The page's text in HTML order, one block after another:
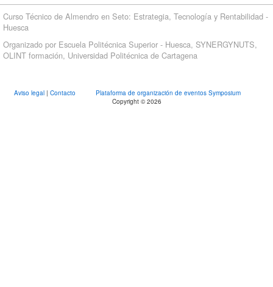
Curso Técnico de Almendro en Seto: Estrategia, Tecnología y Rentabilidad -
Huesca
Organizado por Escuela Politécnica Superior - Huesca, SYNERGYNUTS,
OLINT formación, Universidad Politécnica de Cartagena
Aviso legal | Contacto
Plataforma de organización de eventos Symposium
Copyright © 2026